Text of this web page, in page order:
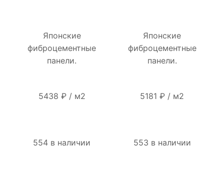
Японские
фиброцементные
панели.
5438 ₽/ м2
554 в наличии
Японские
фиброцементные
панели.
5181₽ / м2
553 в наличии